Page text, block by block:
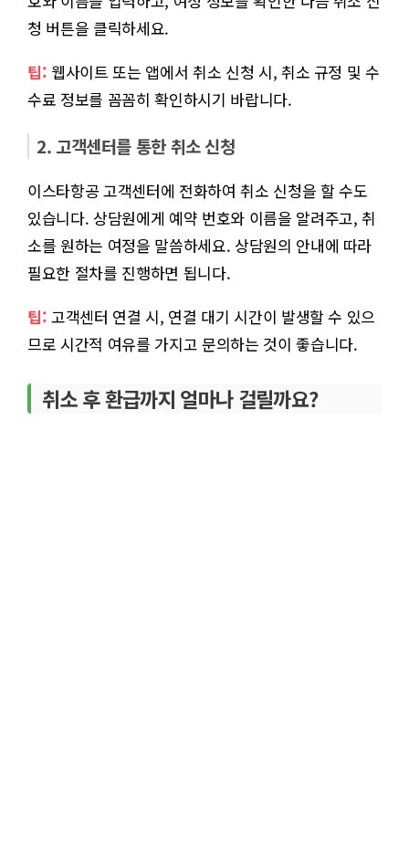
청 버튼을 클릭하세요.
팁: 웹사이트 또는 앱에서 취소 신청 시, 취소 규정 및 수
수료 정보를 꼼꼼히 확인하시기 바랍니다.
2. 고객센터를 통한 취소 신청
이스타항공 고객센터에 전화하여 취소 신청을 할 수도
있습니다. 상담원에게 예약 번호와 이름을 알려주고, 취
소를 원하는 여정을 말씀하세요. 상담원의 안내에 따라
필요한 절차를 진행하면 됩니다.
팁: 고객센터 연결 시, 연결 대기 시간이 발생할 수 있으
므로 시간적 여유를 가지고 문의하는 것이 좋습니다.
취소 후 환급까지 얼마나 걸릴까요?